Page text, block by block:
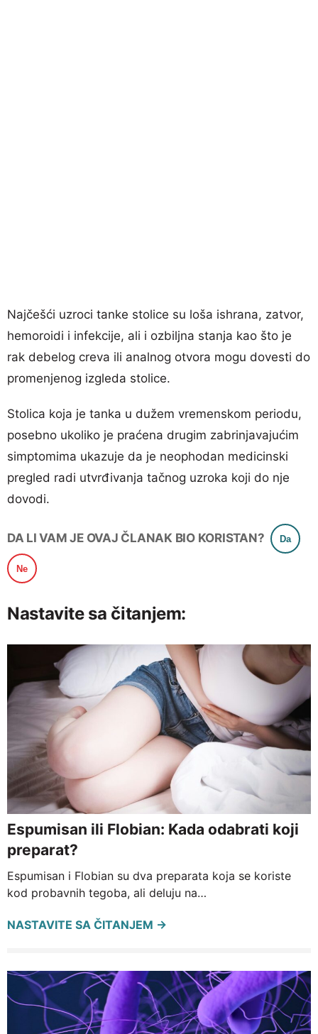
Najčešći uzroci tanke stolice su loša ishrana, zatvor,
hemoroidi i infekcije, ali i ozbiljna stanja kao što je
rak debelog creva ili analnog otvora mogu dovesti do
promenjenog izgleda stolice.
Stolica koja je tanka u dužem vremenskom periodu,
posebno ukoliko je praćena drugim zabrinjavajućim
simptomima ukazuje da je neophodan medicinski
pregled radi utvrđivanja tačnog uzroka koji do nje
dovodi.
DA LI VAM JE OVAJ ČLANAK BIO KORISTAN? Da
Ne
Nastavite sa čitanjem:
Espumisan ili Flobian: Kada odabrati koji
preparat?
Espumisan i Flobian su dva preparata koja se koriste
kod probavnih tegoba, ali deluju na…
NASTAVITE SA ČITANJEM →